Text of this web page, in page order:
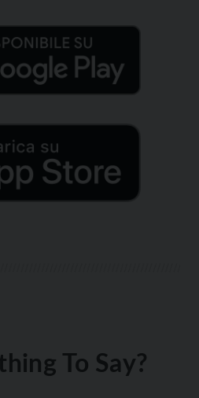
To Say?